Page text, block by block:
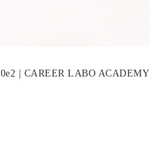
| CAREER LABO ACADEMY